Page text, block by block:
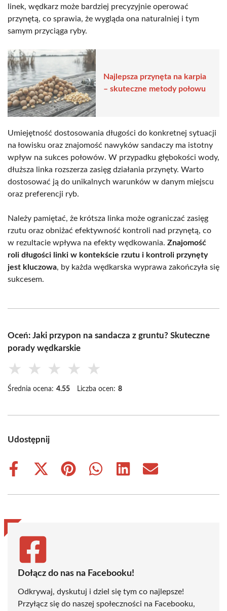
linek, wędkarz może bardziej precyzyjnie operować
przynętą, co sprawia, że wygląda ona naturalniej i tym
samym przyciąga ryby.
Najlepsza przynęta na karpia
– skuteczne metody połowu
Umiejętność dostosowania długości do konkretnej sytuacji
na łowisku oraz znajomość nawyków sandaczy ma istotny
wpływ na sukces połowów. W przypadku głębokości wody,
dłuższa linka rozszerza zasięg działania przynęty. Warto
dostosować ją do unikalnych warunków w danym miejscu
oraz preferencji ryb.
Należy pamiętać, że krótsza linka może ograniczać zasięg
rzutu oraz obniżać efektywność kontroli nad przynętą, co
w rezultacie wpływa na efekty wędkowania. Znajomość
roli długości linki w kontekście rzutu i kontroli przynęty
jest kluczowa, by każda wędkarska wyprawa zakończyła się
sukcesem.
Oceń: Jaki przypon na sandacza z gruntu? Skuteczne
porady wędkarskie
★ ★ ★ ★ ★
Średnia ocena: 4.55 Liczba ocen: 8
Udostępnij
Share
Share
(Twitter)
Share
Share
Share
Share
Dołącz do nas na Facebooku!
Odkrywaj, dyskutuj i dziel się tym co najlepsze!
Przyłącz się do naszej społeczności na Facebooku,